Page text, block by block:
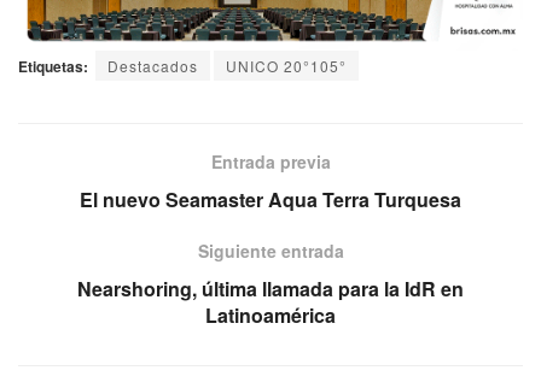
Etiquetas: Destacados UNICO 20°105°
Entrada previa
El nuevo Seamaster Aqua Terra Turquesa
Siguiente entrada
Nearshoring, última llamada para la IdR en
Latinoamérica